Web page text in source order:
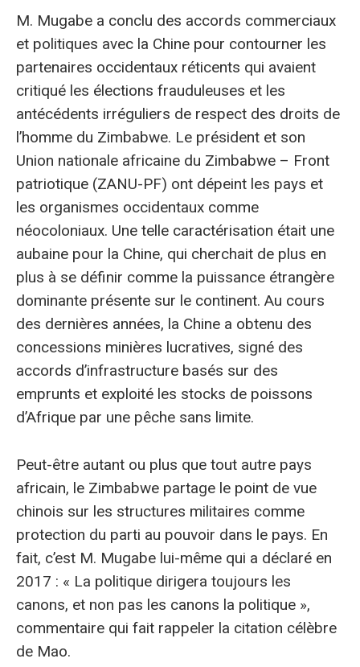
M. Mugabe a conclu des accords commerciaux
et politiques avec la Chine pour contourner les
partenaires occidentaux réticents qui avaient
critiqué les élections frauduleuses et les
antécédents irréguliers de respect des droits de
l’homme du Zimbabwe. Le président et son
Union nationale africaine du Zimbabwe – Front
patriotique (ZANU-PF) ont dépeint les pays et
les organismes occidentaux comme
néocoloniaux. Une telle caractérisation était une
aubaine pour la Chine, qui cherchait de plus en
plus à se définir comme la puissance étrangère
dominante présente sur le continent. Au cours
des dernières années, la Chine a obtenu des
concessions minières lucratives, signé des
accords d’infrastructure basés sur des
emprunts et exploité les stocks de poissons
d’Afrique par une pêche sans limite.
Peut-être autant ou plus que tout autre pays
africain, le Zimbabwe partage le point de vue
chinois sur les structures militaires comme
protection du parti au pouvoir dans le pays. En
fait, c’est M. Mugabe lui-même qui a déclaré en
2017 : « La politique dirigera toujours les
canons, et non pas les canons la politique »,
commentaire qui fait rappeler la citation célèbre
de Mao.